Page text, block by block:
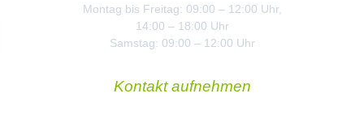
Montag bis Freitag: 09:00 – 12:00 Uhr,
14:00 – 18:00 Uhr
Samstag: 09:00 – 12:00 Uhr
Kontakt aufnehmen